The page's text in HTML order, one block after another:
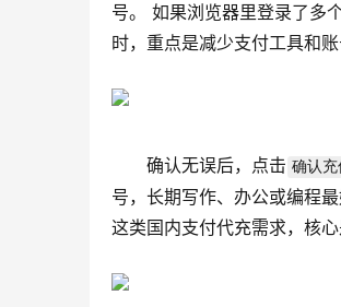
号。 如果浏览器里登录了多
时，重点是减少支付工具和
确认无误后，点击 确认充
号，长期写作、办公或编程
这类国内支付代充需求，核